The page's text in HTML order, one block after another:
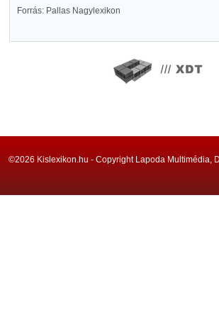
Forrás: Pallas Nagylexikon
©2026 Kislexikon.hu - Copyright Lapoda Multimédia,